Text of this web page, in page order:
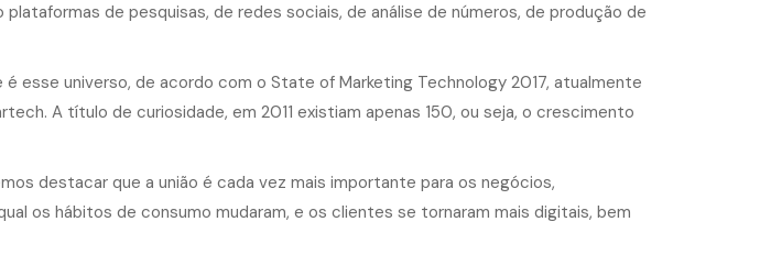
plataformas de pesquisas, de redes sociais, de análise de números, de produção de
é esse universo, de acordo com o State of Marketing Technology 2017, atualmente
A título de curiosidade, em 2011 existiam apenas 150, ou seja, o crescimento
destacar que a união é cada vez mais importante para os negócios,
os hábitos de consumo mudaram, e os clientes se tornaram mais digitais, bem